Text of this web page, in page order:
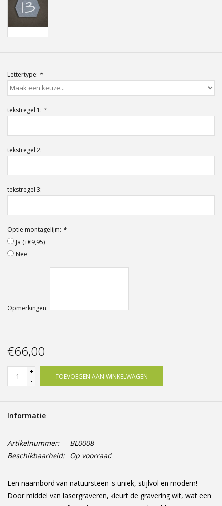
Portfolio
kleuren en lettertypes
Lettertype: *
tekstregel 1: *
tekstregel 2:
tekstregel 3:
Optie montagelijm: *
Ja (+€9,95)
Nee
Opmerkingen:
€66,00
+
-
TOEVOEGEN AAN WINKELWAGEN
Informatie
Artikelnummer:
BL0008
Beschikbaarheid: Op voorraad
Een naambord van natuursteen is uniek, stijlvol en modern!
Door middel van lasergraveren, kleurt de gravering wit, wat een